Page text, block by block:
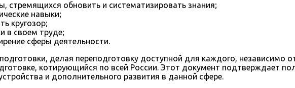
стремящихся обновить и систематизировать знания;
навыки;
кругозор;
в своем труде;
сферы деятельности.
делая переподготовку доступной для каждого, независимо
котирующийся по всей России. Этот документ подтверждает
и дополнительного развития в данной сфере.